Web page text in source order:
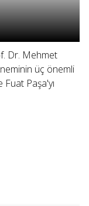
Dr. Mehmet
üç önemli
Paşa'yı